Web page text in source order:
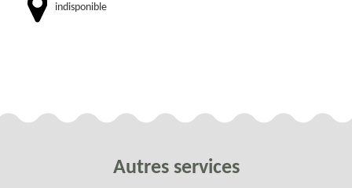
indisponible
Autres services